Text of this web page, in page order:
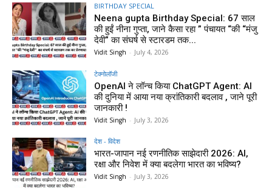
BIRTHDAY SPECIAL
Neena gupta Birthday Special: 67 साल
की हुईं नीना गुप्ता, जाने कैसा रहा ” पंचायत “की “मंजु
देवी” का संघर्ष से स्टारडम तक...
Vidit Singh - July 4, 2026
टेक्नोलॉजी
OpenAI ने लॉन्च किया ChatGPT Agent: AI
की दुनिया में आया नया क्रांतिकारी बदलाव , जाने पूरी
जानकारी !
Vidit Singh - July 3, 2026
देश - विदेश
भारत-जापान नई रणनीतिक साझेदारी 2026: AI,
रक्षा और निवेश में क्या बदलेगा भारत का भविष्य?
Vidit Singh - July 3, 2026